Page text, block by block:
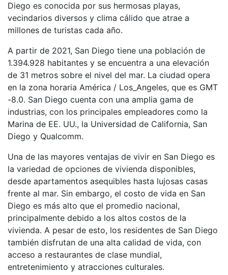
Diego es conocida por sus hermosas playas,
vecindarios diversos y clima cálido que atrae a
millones de turistas cada año.
A partir de 2021, San Diego tiene una población de
1.394.928 habitantes y se encuentra a una elevación
de 31 metros sobre el nivel del mar. La ciudad opera
en la zona horaria América / Los_Angeles, que es GMT
-8.0. San Diego cuenta con una amplia gama de
industrias, con los principales empleadores como la
Marina de EE. UU., la Universidad de California, San
Diego y Qualcomm.
Una de las mayores ventajas de vivir en San Diego es
la variedad de opciones de vivienda disponibles,
desde apartamentos asequibles hasta lujosas casas
frente al mar. Sin embargo, el costo de vida en San
Diego es más alto que el promedio nacional,
principalmente debido a los altos costos de la
vivienda. A pesar de esto, los residentes de San Diego
también disfrutan de una alta calidad de vida, con
acceso a restaurantes de clase mundial,
entretenimiento y atracciones culturales.